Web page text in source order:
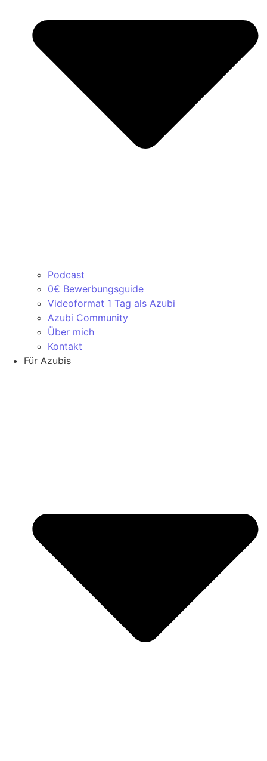
Podcast
0€ Bewerbungsguide
Videoformat 1 Tag als Azubi
Azubi Community
Über mich
Kontakt
Für Azubis